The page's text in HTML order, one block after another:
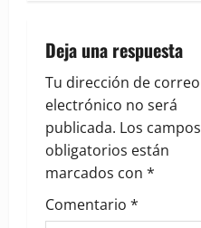
i
g
a
t
i
Deja una respuesta
Tu dirección de correo
electrónico no será
publicada. Los campos
obligatorios están
marcados con *
Comentario *